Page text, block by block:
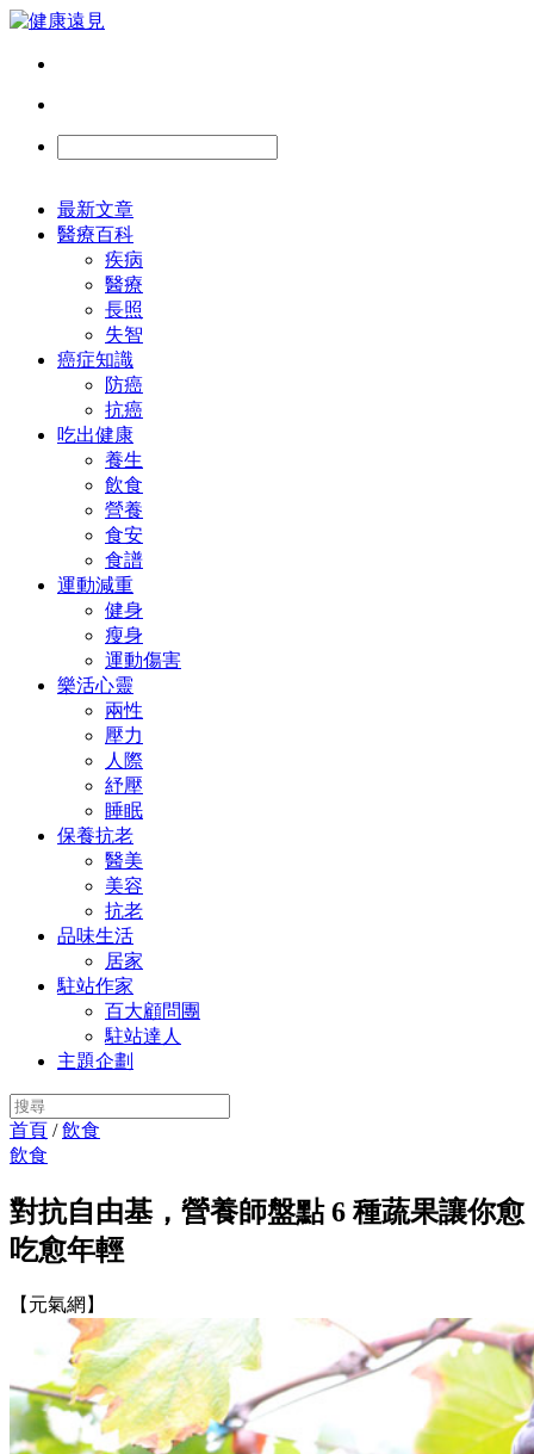
最新文章
醫療百科
疾病
醫療
長照
失智
癌症知識
防癌
抗癌
吃出健康
養生
飲食
營養
食安
食譜
運動減重
健身
瘦身
運動傷害
樂活心靈
兩性
壓力
人際
紓壓
睡眠
保養抗老
醫美
美容
抗老
品味生活
居家
駐站作家
百大顧問團
駐站達人
主題企劃
首頁 /飲食
飲食
對抗自由基，營養師盤點 6 種蔬果讓你愈
吃愈年輕
【元氣網】